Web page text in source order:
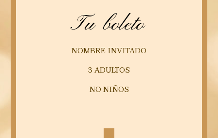
Tu boleto
NOMBRE INVITADO
3 ADULTOS
NO NIÑOS